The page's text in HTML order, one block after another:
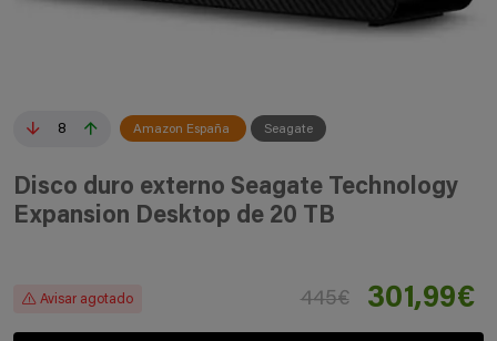
8 Amazon España Seagate
Disco duro externo Seagate Technology
Expansion Desktop de 20 TB
Avisar agotado 445€ 301,99€